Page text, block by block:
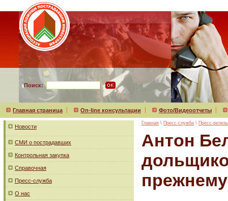
Поиск:
Главная страница On-line консультации Фото/Видеоотчеты
Новости
СМИ о пострадавших
Контрольная закупка
Справочная
Пресс-служба
О нас
Главная \ Пресс-служба \ Пресс-релизы
Антон